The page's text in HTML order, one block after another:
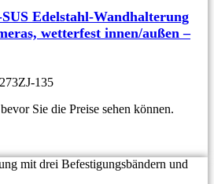
Edelstahl-Wandhalterung
wetterfest innen/außen –
135
bevor Sie die Preise sehen können.